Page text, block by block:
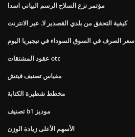
مؤتمر نزع السلاح الرسم البياني اسدا
كيفية التحقق من بلدي القصدير لا. عبر الانترنت
سعر الصرف في السوق السوداء في نيجيريا اليوم
عقود المشتقات otc
مقياس تصنيف فيتش
مخطط شطيرة الكتابة
تصنيف b1 موديز
الأسهم الأعلى زيادة الوزن